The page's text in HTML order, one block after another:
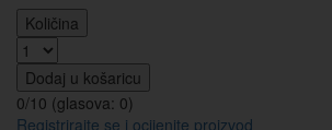
Količina
Dodaj u košaricu
0/10 (glasova: 0)
Registrirajte se i ocijenite proizvod